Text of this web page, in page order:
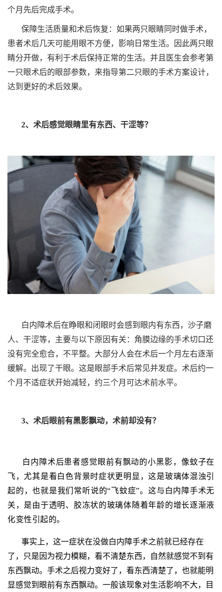
个月先后完成手术。
保障生活质量和术后恢复：如果两只眼睛同时做手术，
患者术后几天可能用眼不方便，影响日常生活。因此两只眼
睛分开做，有利于术后保持正常的生活。并且医生会参考第
一只眼术后的眼部参数，来指导第二只眼的手术方案设计，
达到更好的术后效果。
2、术后感觉眼睛里有东西、干涩等？
白内障术后在睁眼和闭眼时会感到眼内有东西，沙子磨
人、干涩等，主要与以下原因有关：角膜边缘的手术切口还
没有完全愈合，不平整。大部分人会在术后一个月左右逐渐
缓解。出现了干眼。这是眼部手术后常见并发症。术后约一
个月不适症状开始减轻，约三个月可达术前水平。
3、术后眼前有黑影飘动，术前却没有？
白内障术后患者感觉眼前有飘动的小黑影，像蚊子在
飞，尤其是看白色背景时症状更明显，这是玻璃体混浊引
起的，也就是我们常听说的“飞蚊症”。这与白内障手术无
关，是由于透明、胶冻状的玻璃体随着年龄的增长逐渐液
化变性引起的。
事实上，这一症状在没做白内障手术之前就已经存在
了，只是因为视力模糊，看不清楚东西，自然就感觉不到有
东西飘动。手术之后视力变好了，看东西清楚了，也就能明
显感觉到眼前有东西飘动。一般该现象对生活影响不大，目